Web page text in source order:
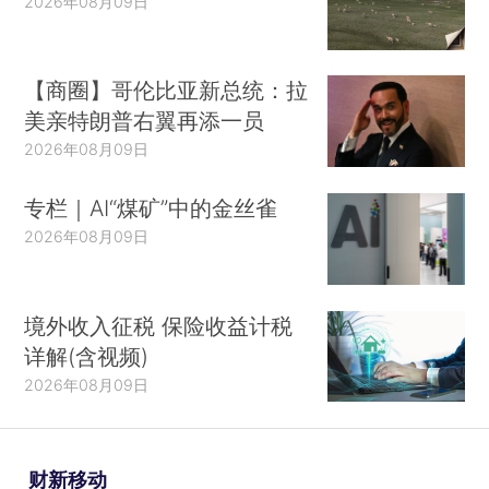
【商圈】哥伦比亚新总统：拉
美亲特朗普右翼再添一员
2026年08月09日
专栏｜AI“煤矿”中的金丝雀
2026年08月09日
境外收入征税 保险收益计税
详解(含视频)
2026年08月09日
财新移动